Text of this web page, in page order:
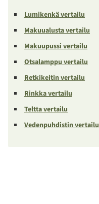
Lumikenkä vertailu
Makuualusta vertailu
Makuupussi vertailu
Otsalamppu vertailu
Retkikeitin vertailu
Rinkka vertailu
Teltta vertailu
Vedenpuhdistin vertailu